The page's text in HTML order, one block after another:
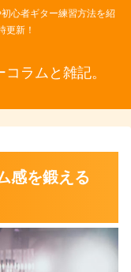
心者ギター練習方法を紹
更新！
ラムと雑記。
感を鍛える